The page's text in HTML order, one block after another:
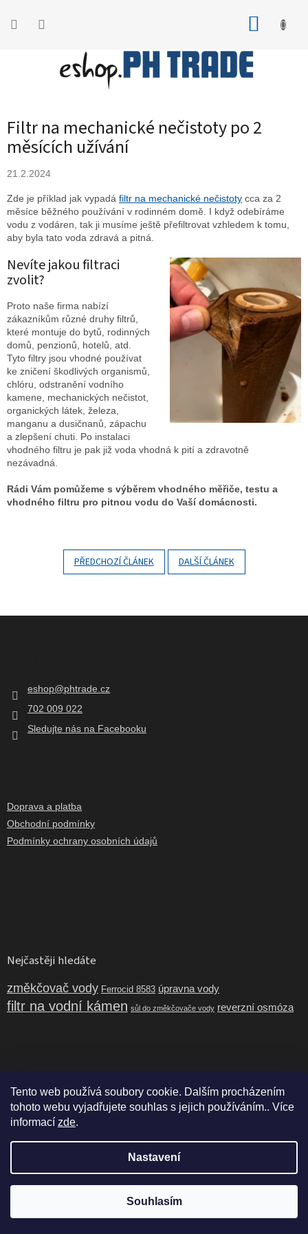
Tento web používá soubory cookie. Dalším procházením
tohoto webu vyjadřujete souhlas s jejich používáním.. Více
informací zde.
Nastavení
Souhlasím
obsah
Filtr na mechanické nečistoty po 2
měsících užívání
21.2.2024
Zde je příklad jak vypadá filtr na mechanické nečistoty cca za 2
měsíce běžného používání v rodinném domě. I když odebíráme
vodu z vodáren, tak ji musíme ještě přefiltrovat vzhledem k tomu,
aby byla tato voda zdravá a pitná.
Nevíte jakou filtraci
zvolit?
Proto naše firma nabízí
zákazníkům různé druhy filtrů,
které montuje do bytů, rodinných
domů, penzionů, hotelů, atd.
Tyto filtry jsou vhodné používat
ke zničení škodlivých organismů,
chlóru, odstranění vodního
kamene, mechanických nečistot,
organických látek, železa,
manganu a dusičnanů, zápachu
a zlepšení chuti. Po instalaci
vhodného filtru je pak již voda vhodná k pití a zdravotně
nezávadná.
Rádi Vám pomůžeme s výběrem vhodného měřiče, testu a
vhodného filtru pro pitnou vodu do Vaší domácnosti.
PŘEDCHOZÍ ČLÁNEK DALŠÍ ČLÁNEK
Z
eshop@phtrade.cz
702 009 022
Sledujte nás na Facebooku
Doprava a platba
Obchodní podmínky
Podmínky ochrany osobních údajů
Nejčastěji hledáte
změkčovač vody Ferrocid 8583 úpravna vody
filtr na vodní kámen sůl do změkčovače vody reverzní osmóza
E-shop PHTrade.cz. Všechna práva vyhrazena.